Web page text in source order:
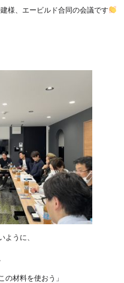
様、エービルド合同の会議です
ように、
の材料を使おう」